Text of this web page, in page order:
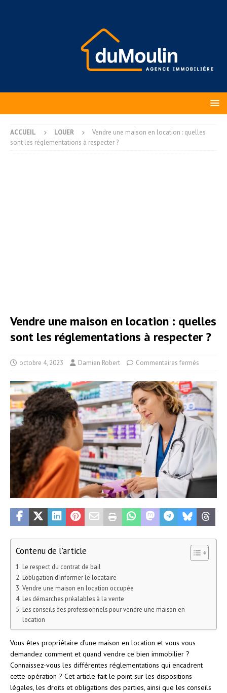
ACCUEIL LOUER
Vendre une maison en location : quelles
sont les réglementations à respecter ?
Vendre une maison en location : quelles
sont les réglementations à respecter ?
octobre 4, 2023 Damien Robert Commentaires fermés
Contenu de l'article
Le respect du contrat de bail
L’obligation d’informer le locataire
Vendre une maison en location occupée
Les démarches préalables à la vente
Les conseils des professionnels pour vendre une maison en
location
Vous êtes propriétaire d’une maison en location et vous vous
demandez comment et quand vendre ce bien immobilier ?
Connaissez-vous les différentes réglementations qui encadrent
cette opération ? Cet article fait le point sur les dispositions
légales, les droits et obligations des parties, ainsi que les conseils